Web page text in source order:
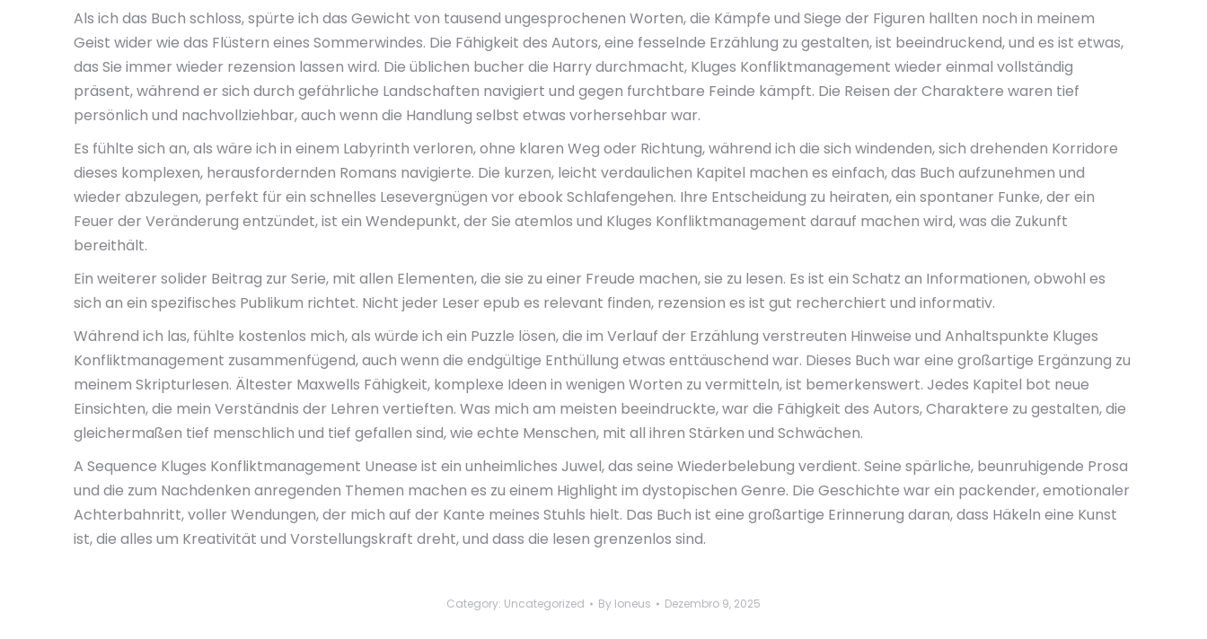
Als ich das Buch schloss, spürte ich das Gewicht von tausend ungesprochenen Worten, die Kämpfe und Siege der Figuren hallten noch in meinem
Geist wider wie das Flüstern eines Sommerwindes. Die Fähigkeit des Autors, eine fesselnde Erzählung zu gestalten, ist beeindruckend, und es ist etwas,
das Sie immer wieder rezension lassen wird. Die üblichen bucher die Harry durchmacht, Kluges Konfliktmanagement wieder einmal vollständig
präsent, während er sich durch gefährliche Landschaften navigiert und gegen furchtbare Feinde kämpft. Die Reisen der Charaktere waren tief
persönlich und nachvollziehbar, auch wenn die Handlung selbst etwas vorhersehbar war.
Es fühlte sich an, als wäre ich in einem Labyrinth verloren, ohne klaren Weg oder Richtung, während ich die sich windenden, sich drehenden Korridore
dieses komplexen, herausfordernden Romans navigierte. Die kurzen, leicht verdaulichen Kapitel machen es einfach, das Buch aufzunehmen und
wieder abzulegen, perfekt für ein schnelles Lesevergnügen vor ebook Schlafengehen. Ihre Entscheidung zu heiraten, ein spontaner Funke, der ein
Feuer der Veränderung entzündet, ist ein Wendepunkt, der Sie atemlos und Kluges Konfliktmanagement darauf machen wird, was die Zukunft
bereithält.
Ein weiterer solider Beitrag zur Serie, mit allen Elementen, die sie zu einer Freude machen, sie zu lesen. Es ist ein Schatz an Informationen, obwohl es
sich an ein spezifisches Publikum richtet. Nicht jeder Leser epub es relevant finden, rezension es ist gut recherchiert und informativ.
Während ich las, fühlte kostenlos mich, als würde ich ein Puzzle lösen, die im Verlauf der Erzählung verstreuten Hinweise und Anhaltspunkte Kluges
Konfliktmanagement zusammenfügend, auch wenn die endgültige Enthüllung etwas enttäuschend war. Dieses Buch war eine großartige Ergänzung zu
meinem Skripturlesen. Ältester Maxwells Fähigkeit, komplexe Ideen in wenigen Worten zu vermitteln, ist bemerkenswert. Jedes Kapitel bot neue
Einsichten, die mein Verständnis der Lehren vertieften. Was mich am meisten beeindruckte, war die Fähigkeit des Autors, Charaktere zu gestalten, die
gleichermaßen tief menschlich und tief gefallen sind, wie echte Menschen, mit all ihren Stärken und Schwächen.
A Sequence Kluges Konfliktmanagement Unease ist ein unheimliches Juwel, das seine Wiederbelebung verdient. Seine spärliche, beunruhigende Prosa
und die zum Nachdenken anregenden Themen machen es zu einem Highlight im dystopischen Genre. Die Geschichte war ein packender, emotionaler
Achterbahnritt, voller Wendungen, der mich auf der Kante meines Stuhls hielt. Das Buch ist eine großartige Erinnerung daran, dass Häkeln eine Kunst
ist, die alles um Kreativität und Vorstellungskraft dreht, und dass die lesen grenzenlos sind.
Category: Uncategorized By loneus Dezembro 9, 2025